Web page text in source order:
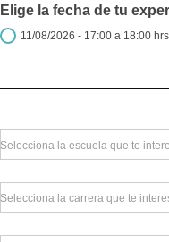
Elige la fecha de tu
11/08/2026 - 17:00 a 18:00 hrs.
Selecciona la escuela que te
Selecciona la carrera que te